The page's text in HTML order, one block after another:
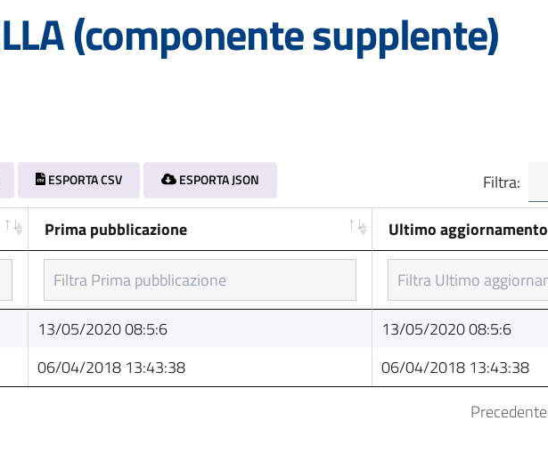
(componente supplente)
ESPORTA CSV ESPORTA JSON
Filtra:
Prima pubblicazione Ultimo aggiornamento
Prima pubblicazione Ultimo aggiornamento
13/05/2020 08:5:6
13/05/2020 08:5:6
06/04/2018 13:43:38
06/04/2018 13:43:38
Precedente